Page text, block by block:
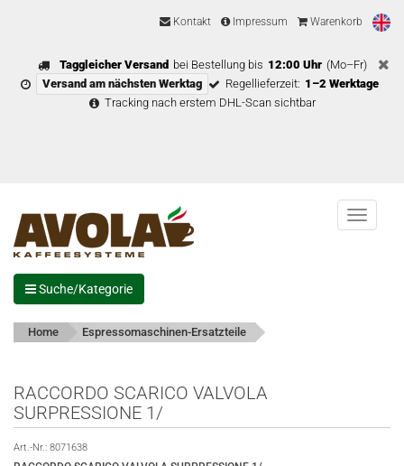
Kontakt Impressum Warenkorb
Taggleicher Versand bei Bestellung bis 12:00 Uhr (Mo–Fr)
Versand am nächsten Werktag
Regellieferzeit: 1–2 Werktage
Tracking nach erstem DHL-Scan sichtbar
Menu
Suche/Kategorie
Home Espressomaschinen-Ersatzteile
RACCORDO SCARICO VALVOLA
SURPRESSIONE 1/
Art.-Nr.: 8071638